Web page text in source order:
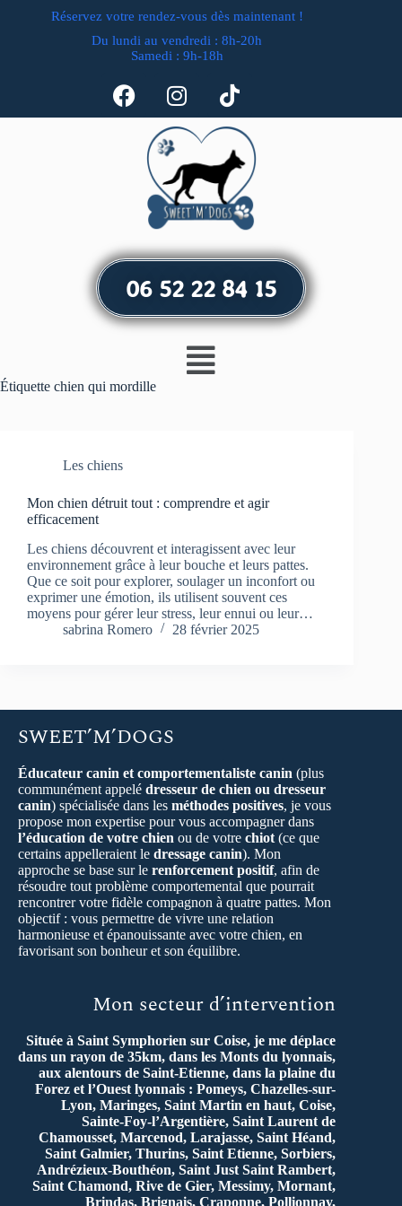
Réservez votre rendez-vous dès maintenant !
Du lundi au vendredi : 8h-20h
Samedi : 9h-18h
06 52 22 84 15
Étiquette chien qui mordille
Les chiens
Mon chien détruit tout : comprendre et agir
efficacement
Les chiens découvrent et interagissent avec leur
environnement grâce à leur bouche et leurs pattes.
Que ce soit pour explorer, soulager un inconfort ou
exprimer une émotion, ils utilisent souvent ces
moyens pour gérer leur stress, leur ennui ou leur…
sabrina Romero
28 février 2025
SWEET’M’DOGS
Éducateur canin et comportementaliste canin (plus
communément appelé dresseur de chien ou dresseur
canin) spécialisée dans les méthodes positives, je vous
propose mon expertise pour vous accompagner dans
l’éducation de votre chien ou de votre chiot (ce que
certains appelleraient le dressage canin). Mon
approche se base sur le renforcement positif, afin de
résoudre tout problème comportemental que pourrait
rencontrer votre fidèle compagnon à quatre pattes. Mon
objectif : vous permettre de vivre une relation
harmonieuse et épanouissante avec votre chien, en
favorisant son bonheur et son équilibre.
Mon secteur d’intervention
Située à Saint Symphorien sur Coise, je me déplace
dans un rayon de 35km, dans les Monts du lyonnais,
aux alentours de Saint-Etienne, dans la plaine du
Forez et l’Ouest lyonnais : Pomeys, Chazelles-sur-
Lyon, Maringes, Saint Martin en haut, Coise,
Sainte-Foy-l’Argentière, Saint Laurent de
Chamousset, Marcenod, Larajasse, Saint Héand,
Saint Galmier, Thurins, Saint Etienne, Sorbiers,
Andrézieux-Bouthéon, Saint Just Saint Rambert,
Saint Chamond, Rive de Gier, Messimy, Mornant,
Brindas, Brignais, Craponne, Pollionnay,